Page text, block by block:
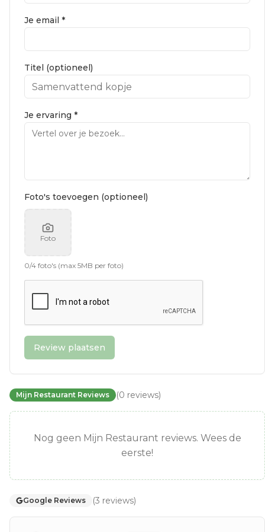
Je email *
Titel (optioneel)
Je ervaring *
Foto's toevoegen (optioneel)
Foto
0/4 foto's (max 5MB per foto)
Review plaatsen
Mijn Restaurant Reviews (0 reviews)
Nog geen Mijn Restaurant reviews. Wees de
eerste!
Google Reviews (3 reviews)